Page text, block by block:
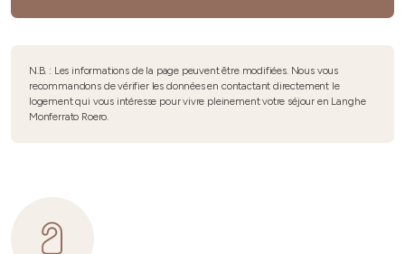
N.B. : Les informations de la page peuvent être modifiées. Nous vous
recommandons de vérifier les données en contactant directement le
logement qui vous intéresse pour vivre pleinement votre séjour en Langhe
Monferrato Roero.